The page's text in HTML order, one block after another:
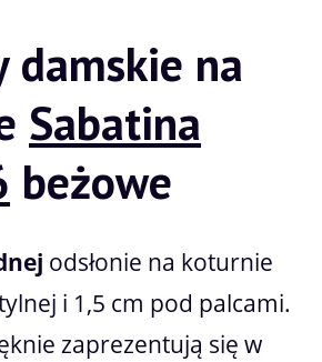
damskie na
Sabatina
beżowe
odsłonie na koturnie
i 1,5 cm pod palcami.
zaprezentują się w